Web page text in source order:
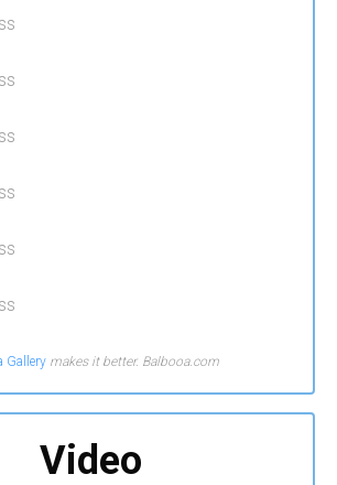
Gallery makes it better. Balbooa.com
Video